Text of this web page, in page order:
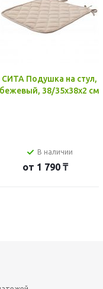
СИТА Подушка на стул,
бежевый, 38/35x38x2 см
В наличии
от 1 790 ₸